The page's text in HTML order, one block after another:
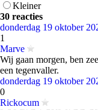
Kleiner
30 reacties
donderdag 19 oktober
1
Marve
Wij gaan morgen, ben
een tegenvaller.
donderdag 19 oktober
0
Rickocum